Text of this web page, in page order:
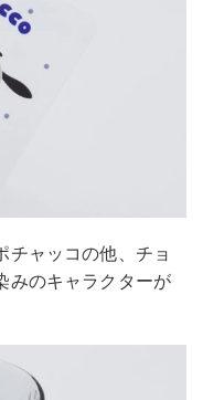
チャッコの他、チョ
みのキャラクターが